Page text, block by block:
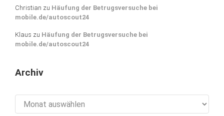
Christian zu Häufung der Betrugsversuche bei
mobile.de/autoscout24
Klaus zu Häufung der Betrugsversuche bei
mobile.de/autoscout24
Archiv